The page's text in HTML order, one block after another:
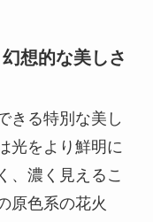
想的な美しさ
きる特別な美し
光をより鮮明に
、濃く見えるこ
原色系の花火